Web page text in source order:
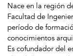
Nace en la región
Facultad de
período de
conocimientos
Es cofundador del